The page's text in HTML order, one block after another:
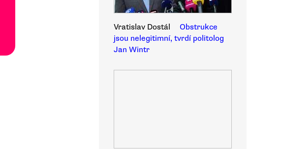
Vratislav Dostál
Obstrukce
jsou nelegitimní, tvrdí politolog
Jan Wintr